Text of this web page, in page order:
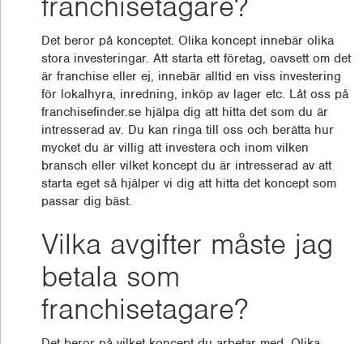
Det beror på konceptet. Olika koncept innebär olika
stora investeringar. Att starta ett företag, oavsett om det
är franchise eller ej, innebär alltid en viss investering
för lokalhyra, inredning, inköp av lager etc. Låt oss på
franchisefinder.se hjälpa dig att hitta det som du är
intresserad av. Du kan ringa till oss och berätta hur
mycket du är villig att investera och inom vilken
bransch eller vilket koncept du är intresserad av att
starta eget så hjälper vi dig att hitta det koncept som
passar dig bäst.
Vilka avgifter måste jag
betala som
franchisetagare?